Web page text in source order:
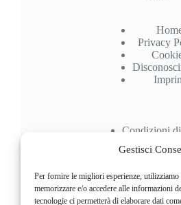
Gestisci
Per fornire le migliori esperienze,
memorizzare e/o accedere alle informazioni
tecnologie ci permetterà di elaborare dati
Privacy
Condizioni
Account